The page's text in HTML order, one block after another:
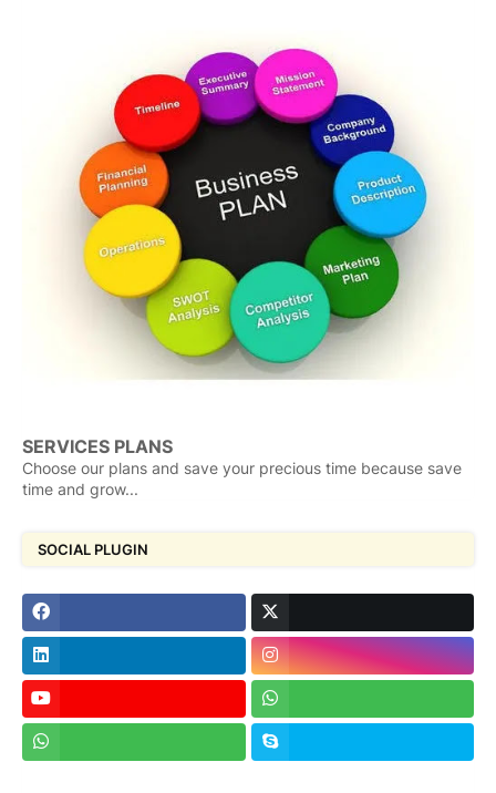
SERVICES PLANS
Choose our plans and save your precious time because save
time and grow...
SOCIAL PLUGIN